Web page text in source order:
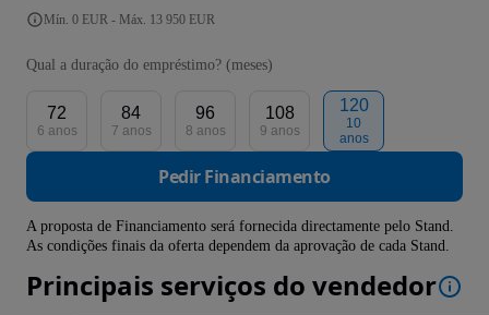
Mín. 0 EUR - Máx. 13 950 EUR
Qual a duração do empréstimo? (meses)
72
6 anos
84
7 anos
96
8 anos
108
9 anos
120
10
anos
Pedir Financiamento
A proposta de Financiamento será fornecida directamente pelo Stand.
As condições finais da oferta dependem da aprovação de cada Stand.
Principais serviços do vendedor